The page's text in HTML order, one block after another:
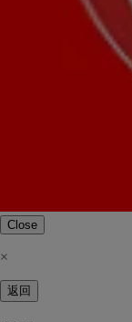
Close
×
返回